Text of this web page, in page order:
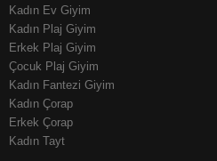
Kadın Ev Giyim
Kadın Plaj Giyim
Erkek Plaj Giyim
Çocuk Plaj Giyim
Kadın Fantezi Giyim
Kadın Çorap
Erkek Çorap
Kadın Tayt